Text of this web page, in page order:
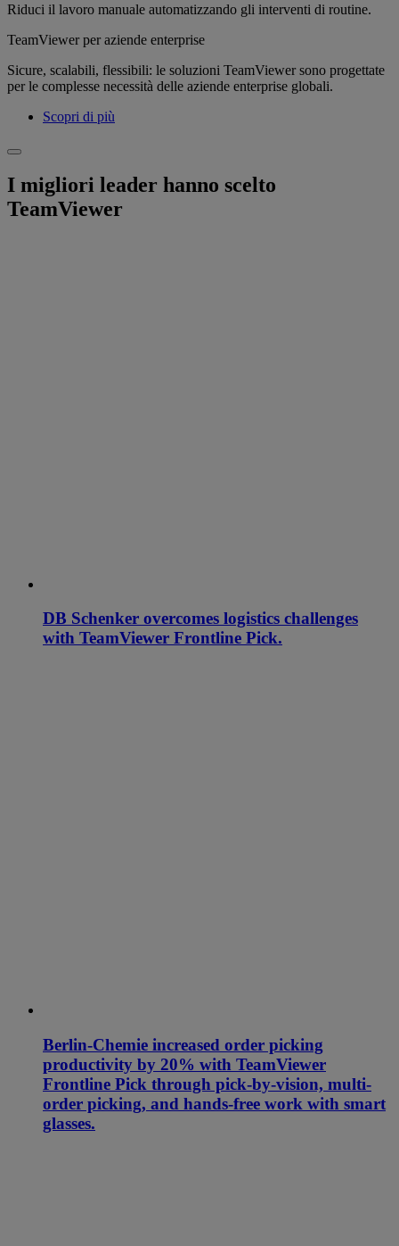
Riduci il lavoro manuale automatizzando gli interventi di routine.
TeamViewer per aziende enterprise
Sicure, scalabili, flessibili: le soluzioni TeamViewer sono progettate
per le complesse necessità delle aziende enterprise globali.
Scopri di più
I migliori leader hanno scelto
TeamViewer
DB Schenker overcomes logistics challenges
with TeamViewer Frontline Pick.
Berlin-Chemie increased order picking
productivity by 20% with TeamViewer
Frontline Pick through pick-by-vision, multi-
order picking, and hands-free work with smart
glasses.